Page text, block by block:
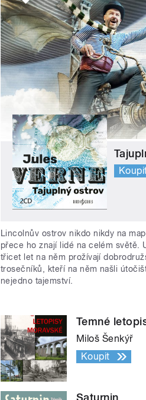
Lincolnův ostrov nikdo nikdy na
přece ho znají lidé na celém světě.
třicet let na něm prožívají
trosečníků, kteří na něm našli
nejedno tajemství.
Temné
Miloš Šenkýř
Koupit